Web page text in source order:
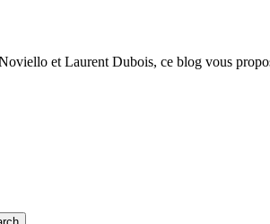
et Laurent Dubois, ce blog vous